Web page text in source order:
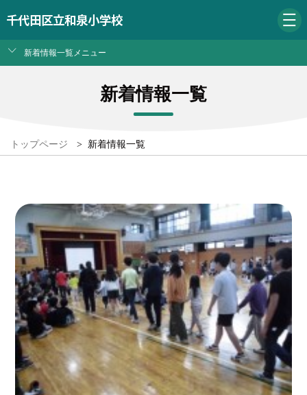
千代田区立和泉小学校
新着情報一覧メニュー
新着情報一覧
トップページ > 新着情報一覧